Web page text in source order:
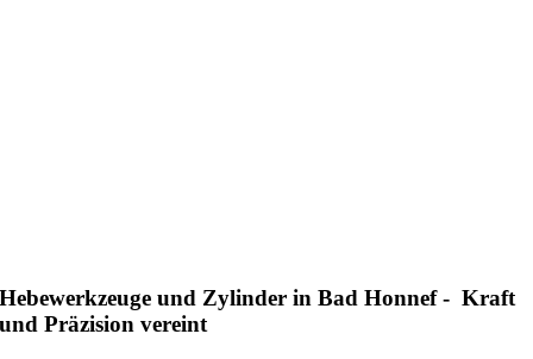
Hebewerkzeuge und Zylinder in Bad Honnef - Kraft
und Präzision vereint